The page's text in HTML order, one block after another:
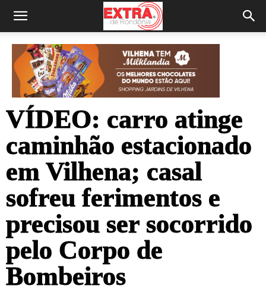
VÍDEO: carro atinge
caminhão estacionado
em Vilhena; casal
sofreu ferimentos e
precisou ser socorrido
pelo Corpo de
Bombeiros